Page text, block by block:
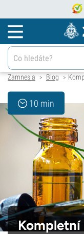
Zamnesia > Blog >
10 min
Kompletní